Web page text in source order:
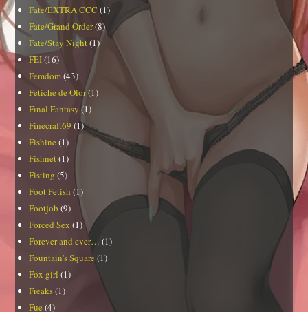
Fate/EXTRA CCC(1)
Fate/Grand Order(8)
Fate/Stay Night(1)
FEI(16)
Femdom(43)
Fetiche de Olor(1)
Final Fantasy (1)
Finecraft69 (1)
Fishine (1)
Fishnet (1)
Fisting (5)
Foot Fetish (1)
Footjob (9)
Forced Sex (1)
Forever and ever… (1)
Fountain's Square (1)
Fox girl (1)
Freaks(1)
Fue (4)